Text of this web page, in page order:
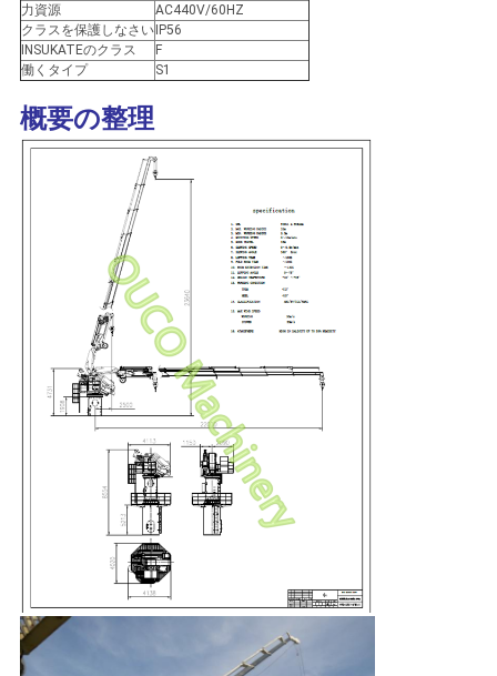
バ
シ
ー
ポ
力資源
AC440V/60HZ
クラスを保護しなさい IP56
INSUKATEのクラス
F
働くタイプ
S1
概要の整理